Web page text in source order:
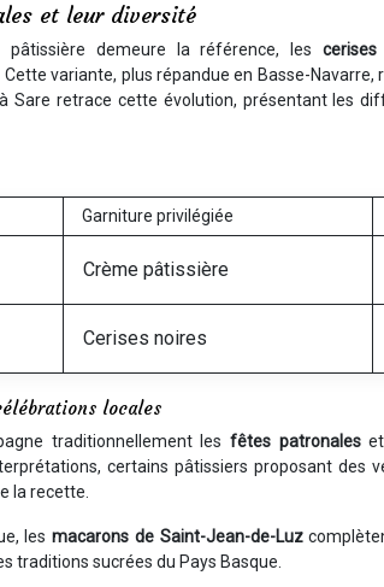
et leur diversité
demeure la référence, lescerises
variante, plus répandue en Basse-
Sare retrace cette évolution, présentant les
Garniture privilégiée
Crème pâtissière
Cerises noires
locales
traditionnellement les fêtes patronaleset
certains pâtissiers proposant
la recette.
lesmacarons de Saint-Jean-de-Luz
traditions sucrées du Pays Basque.